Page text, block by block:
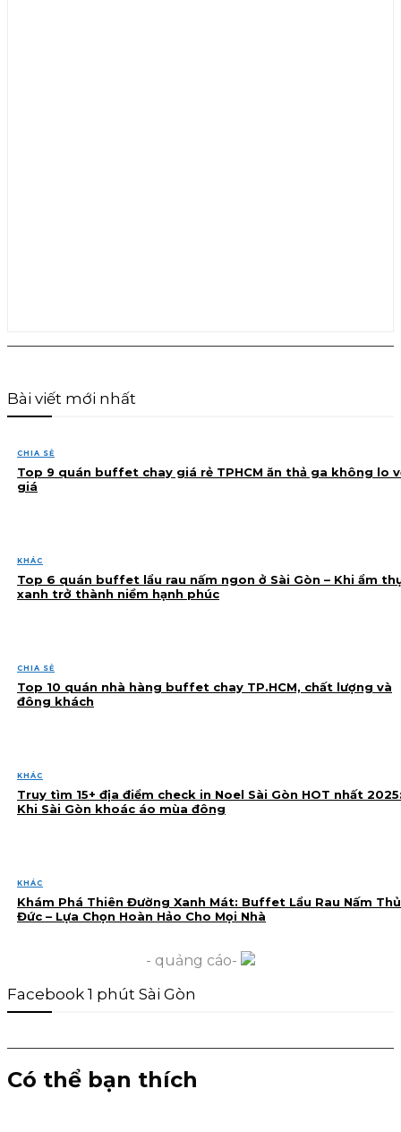
Bài viết mới nhất
CHIA SẺ
Top 9 quán buffet chay giá rẻ TPHCM ăn thả ga không lo
giá
KHÁC
Top 6 quán buffet lẩu rau nấm ngon ở Sài Gòn – Khi ẩm
xanh trở thành niềm hạnh phúc
CHIA SẺ
Top 10 quán nhà hàng buffet chay TP.HCM, chất lượng và
đông khách
KHÁC
Truy tìm 15+ địa điểm check in Noel Sài Gòn HOT nhất
Khi Sài Gòn khoác áo mùa đông
KHÁC
Khám Phá Thiên Đường Xanh Mát: Buffet Lẩu Rau Nấm Thủ
Đức – Lựa Chọn Hoàn Hảo Cho Mọi Nhà
- quảng cáo-
Facebook 1 phút Sài Gòn
Có thể bạn thích